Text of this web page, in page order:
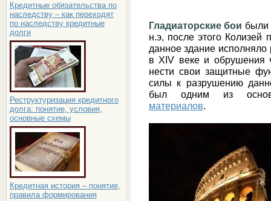
Кредитные обязательства по
наследству – как переходят
по наследству кредитные
долги
Реструктуризация кредитного
долга: понятие, условия,
основные схемы
Кредитная история – понятие,
правила формирования
Гладиаторские бои были
н.э, после этого Колизей
данное здание исполняло
в XIV веке и обрушения
нести свои защитные
силы к разрушению
был одним из
материалов.